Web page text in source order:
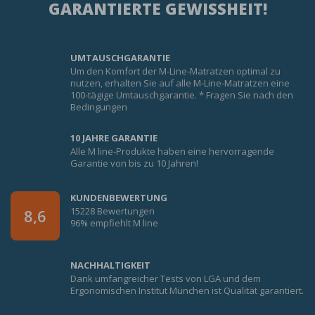
GARANTIERTE GEWISSHEIT!
UMTAUSCHGARANTIE
Um den Komfort der M-Line-Matratzen optimal zu
nutzen, erhalten Sie auf alle M-Line-Matratzen eine
100-tägige Umtauschgarantie. * Fragen Sie nach den
Bedingungen
10 JAHRE GARANTIE
Alle M line-Produkte haben eine hervorragende
Garantie von bis zu 10 Jahren!
8,6
KUNDENBEWERTUNG
15228 Bewertungen
96% empfiehlt M line
NACHHALTIGKEIT
Dank umfangreicher Tests von LGA und dem
Ergonomischen Institut München ist Qualität garantiert.